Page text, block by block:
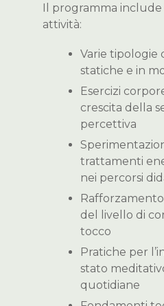
Il programma
attività:
Varie tipologie
statiche e in
Esercizi
crescita della
percettiva
trattamenti
nei percorsi
del livello di
tocco
Pratiche per
stato
quotidiane